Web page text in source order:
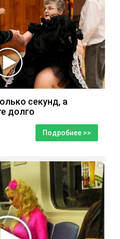
секунд, а
долго
Подробнее >>
i